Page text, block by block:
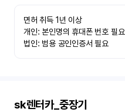
면허 취득 1년 이상
개인: 본인명의 휴대폰 번호 필요
법인: 범용 공인인증서 필요
sk렌터카_중장기